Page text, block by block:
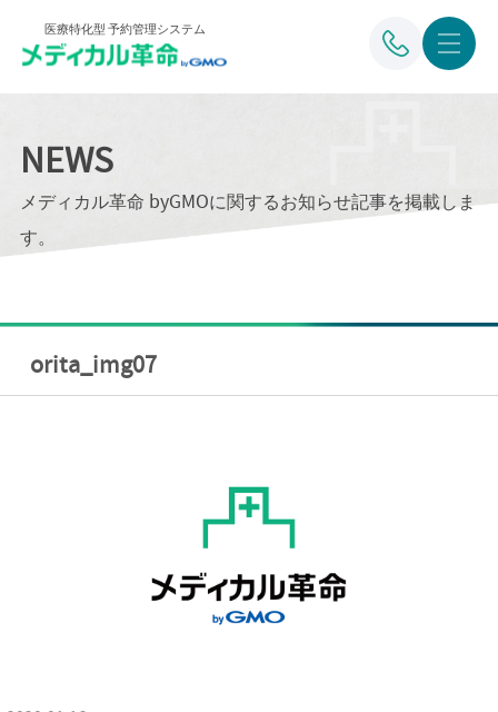
医療特化型 予約管理システム
NEWS
メディカル革命 byGMOに関するお知らせ記事を掲載しま
す。
orita_img07